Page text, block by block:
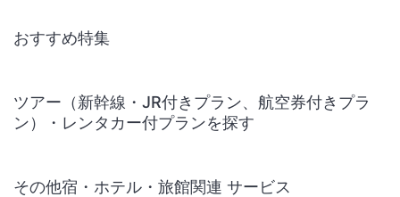
おすすめ特集
ツアー（新幹線・JR付きプラン、航空券付きプラ
ン）・レンタカー付プランを探す
その他宿・ホテル・旅館関連 サービス